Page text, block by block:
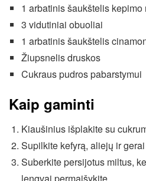
1 arbatinis šaukštelis kepimo
3 vidutiniai obuoliai
1 arbatinis šaukštelis
Žiupsnelis druskos
Cukraus pudros pabarstymui
Kaip gaminti
Kiaušinius išplakite su
Supilkite kefyrą, aliejų ir
Suberkite persijotus miltus,